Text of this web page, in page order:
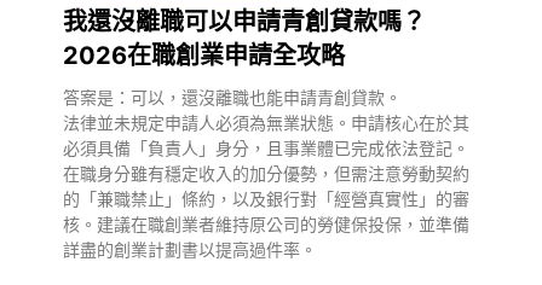
我還沒離職可以申請青創貸款嗎？
2026在職創業申請全攻略
答案是：可以，還沒離職也能申請青創貸款。
法律並未規定申請人必須為無業狀態。申請核心在於其
必須具備「負責人」身分，且事業體已完成依法登記。
在職身分雖有穩定收入的加分優勢，但需注意勞動契約
的「兼職禁止」條約，以及銀行對「經營真實性」的審
核。建議在職創業者維持原公司的勞健保投保，並準備
詳盡的創業計劃書以提高過件率。